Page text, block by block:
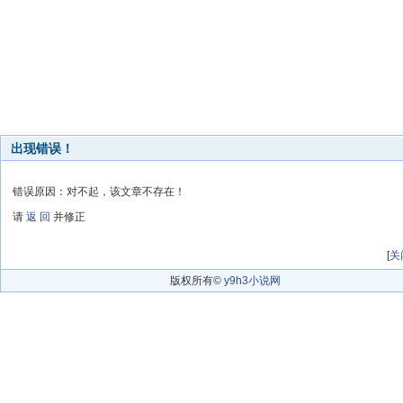
出现错误！
错误原因：对不起，该文章不存在！
请 返 回 并修正
[关
版权所有© y9h3小说网